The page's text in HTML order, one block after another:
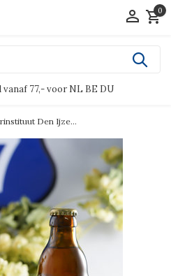
0
77,- voor NL BE DU
Den Ijze...